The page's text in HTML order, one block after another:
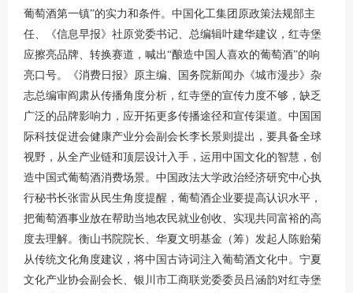
葡萄酒第一镇”的实力和条件。中国化工集团原政策法规部主
任、《信息早报》社原党委书记、总编辑叶建华建议，红寺堡
应擦亮品牌、转换赛道，喊出“酿造中国人喜欢的葡萄酒”的响
亮口号。《消费日报》原主编、国务院新闻办《城市漫步》杂
志总编审阎肃从传播角度分析，红寺堡的宣传力度不够，缺乏
广泛的品牌影响力，应开拓更多传播途径和宣传渠道。中国国
际科技促进会健康产业分会副会长李长景则提出，要具备全球
视野，从全产业链和顶层设计入手，运用中国文化的智慧，创
造中国式葡萄酒消费场景。中国政法大学政治经济研究中心执
行秘书长张雷从民生角度提醒，葡萄酒企业要提高认识水平，
把葡萄酒事业放在帮助当地农民就业创收、实现共同富裕的高
度去理解。衡山书院院长、华夏文明基金（筹）发起人陈贻菊
从传统文化角度建议，将中国古诗词注入葡萄酒文化中。宁夏
文化产业协会副会长、银川市工商联党委委员吕涵韵对红寺堡